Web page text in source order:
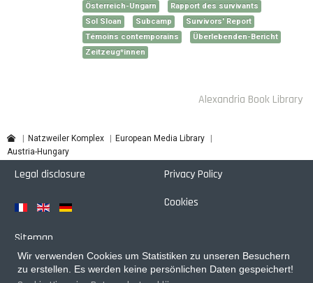
Wir verwenden Cookies um Statistiken zu unseren Besuchern
zu erstellen. Es werden keine persönlichen Daten gespeichert!
Österreich-Ungarn
Rapport des survivants
Sol Sloan
Subcamp
Survivors' Report
Témoins contemporains
Überlebenden-Bericht
Zeitzeug*innen
Alexandria Book Library
Natzweiler Komplex
European Media Library
Austria-Hungary
Legal disclosure
Privacy Policy
Cookies
Sitemap
Login